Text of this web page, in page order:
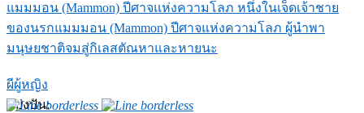
แมมมอน (Mammon) ปีศาจแห่งความโลภ หนึ่งในเจ็ดเจ้าชาย
ของนรกแมมมอน (Mammon) ปีศาจแห่งความโลภ ผู้นำพา
มนุษยชาติจมสู่กิเลสตัณหาและหายนะ
ผีผู้หญิง
แบ่งปัน: